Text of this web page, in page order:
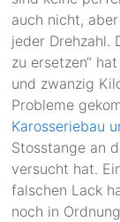
auch nicht,
jeder Drehzahl.
zu ersetzen“
und zwanzig
Probleme
Karosseriebau
Stosstange an
versucht hat.
falschen Lack
noch in